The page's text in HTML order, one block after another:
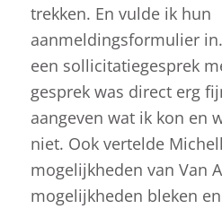
trekken. En vulde ik hun
aanmeldingsformulier
een sollicitatiegesprek
gesprek was direct erg
aangeven wat ik kon en
niet. Ook vertelde
mogelijkheden van Van
mogelijkheden bleken